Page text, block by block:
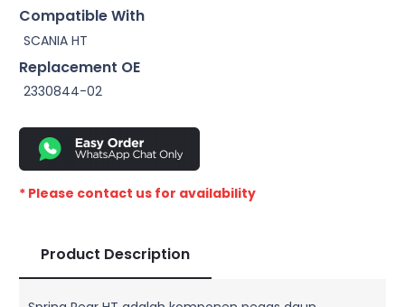
Compatible With
SCANIA HT
Replacement OE
2330844-02
* Please contact us for availability
Product Description